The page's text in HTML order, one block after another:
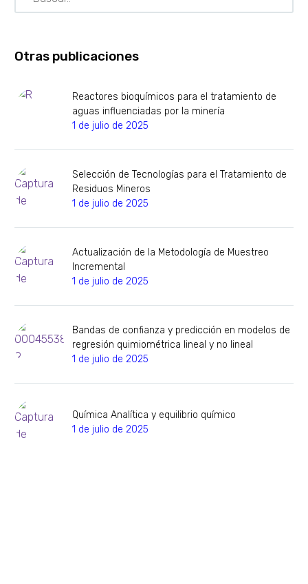
Otras publicaciones
Reactores bioquímicos para el tratamiento de
aguas influenciadas por la minería
1 de julio de 2025
Selección de Tecnologías para el Tratamiento de
Residuos Mineros
1 de julio de 2025
Actualización de la Metodología de Muestreo
Incremental
1 de julio de 2025
Bandas de confianza y predicción en modelos de
regresión quimiométrica lineal y no lineal
1 de julio de 2025
Química Analítica y equilibrio químico
1 de julio de 2025